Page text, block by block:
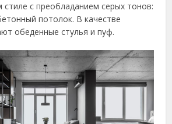
с преобладанием серых тонов:
потолок. В качестве
обеденные стулья и пуф.